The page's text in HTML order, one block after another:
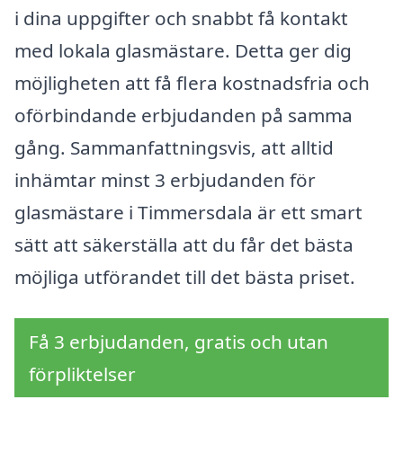
i dina uppgifter och snabbt få kontakt
med lokala glasmästare. Detta ger dig
möjligheten att få flera kostnadsfria och
oförbindande erbjudanden på samma
gång. Sammanfattningsvis, att alltid
inhämtar minst 3 erbjudanden för
glasmästare i Timmersdala är ett smart
sätt att säkerställa att du får det bästa
möjliga utförandet till det bästa priset.
Få 3 erbjudanden, gratis och utan
förpliktelser